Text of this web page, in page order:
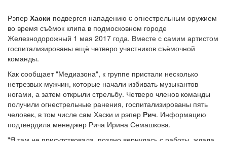
Рэпер Хаски подвергся нападению c огнестрельным оружием
во время съёмок клипа в подмосковном городе
Железнодорожный 1 мая 2017 года. Вместе с самим артистом
госпитализированы ещё четверо участников съёмочной
команды.
Как сообщает "Медиазона", к группе пристали несколько
нетрезвых мужчин, которые начали избивать музыкантов
ногами, а затем открыли стрельбу. Четверо членов команды
получили огнестрельные ранения, госпитализированы пять
человек, в том числе сам Хаски и рэпер Рич. Информацию
подтвердила менеджер Рича Ирина Семашкова.